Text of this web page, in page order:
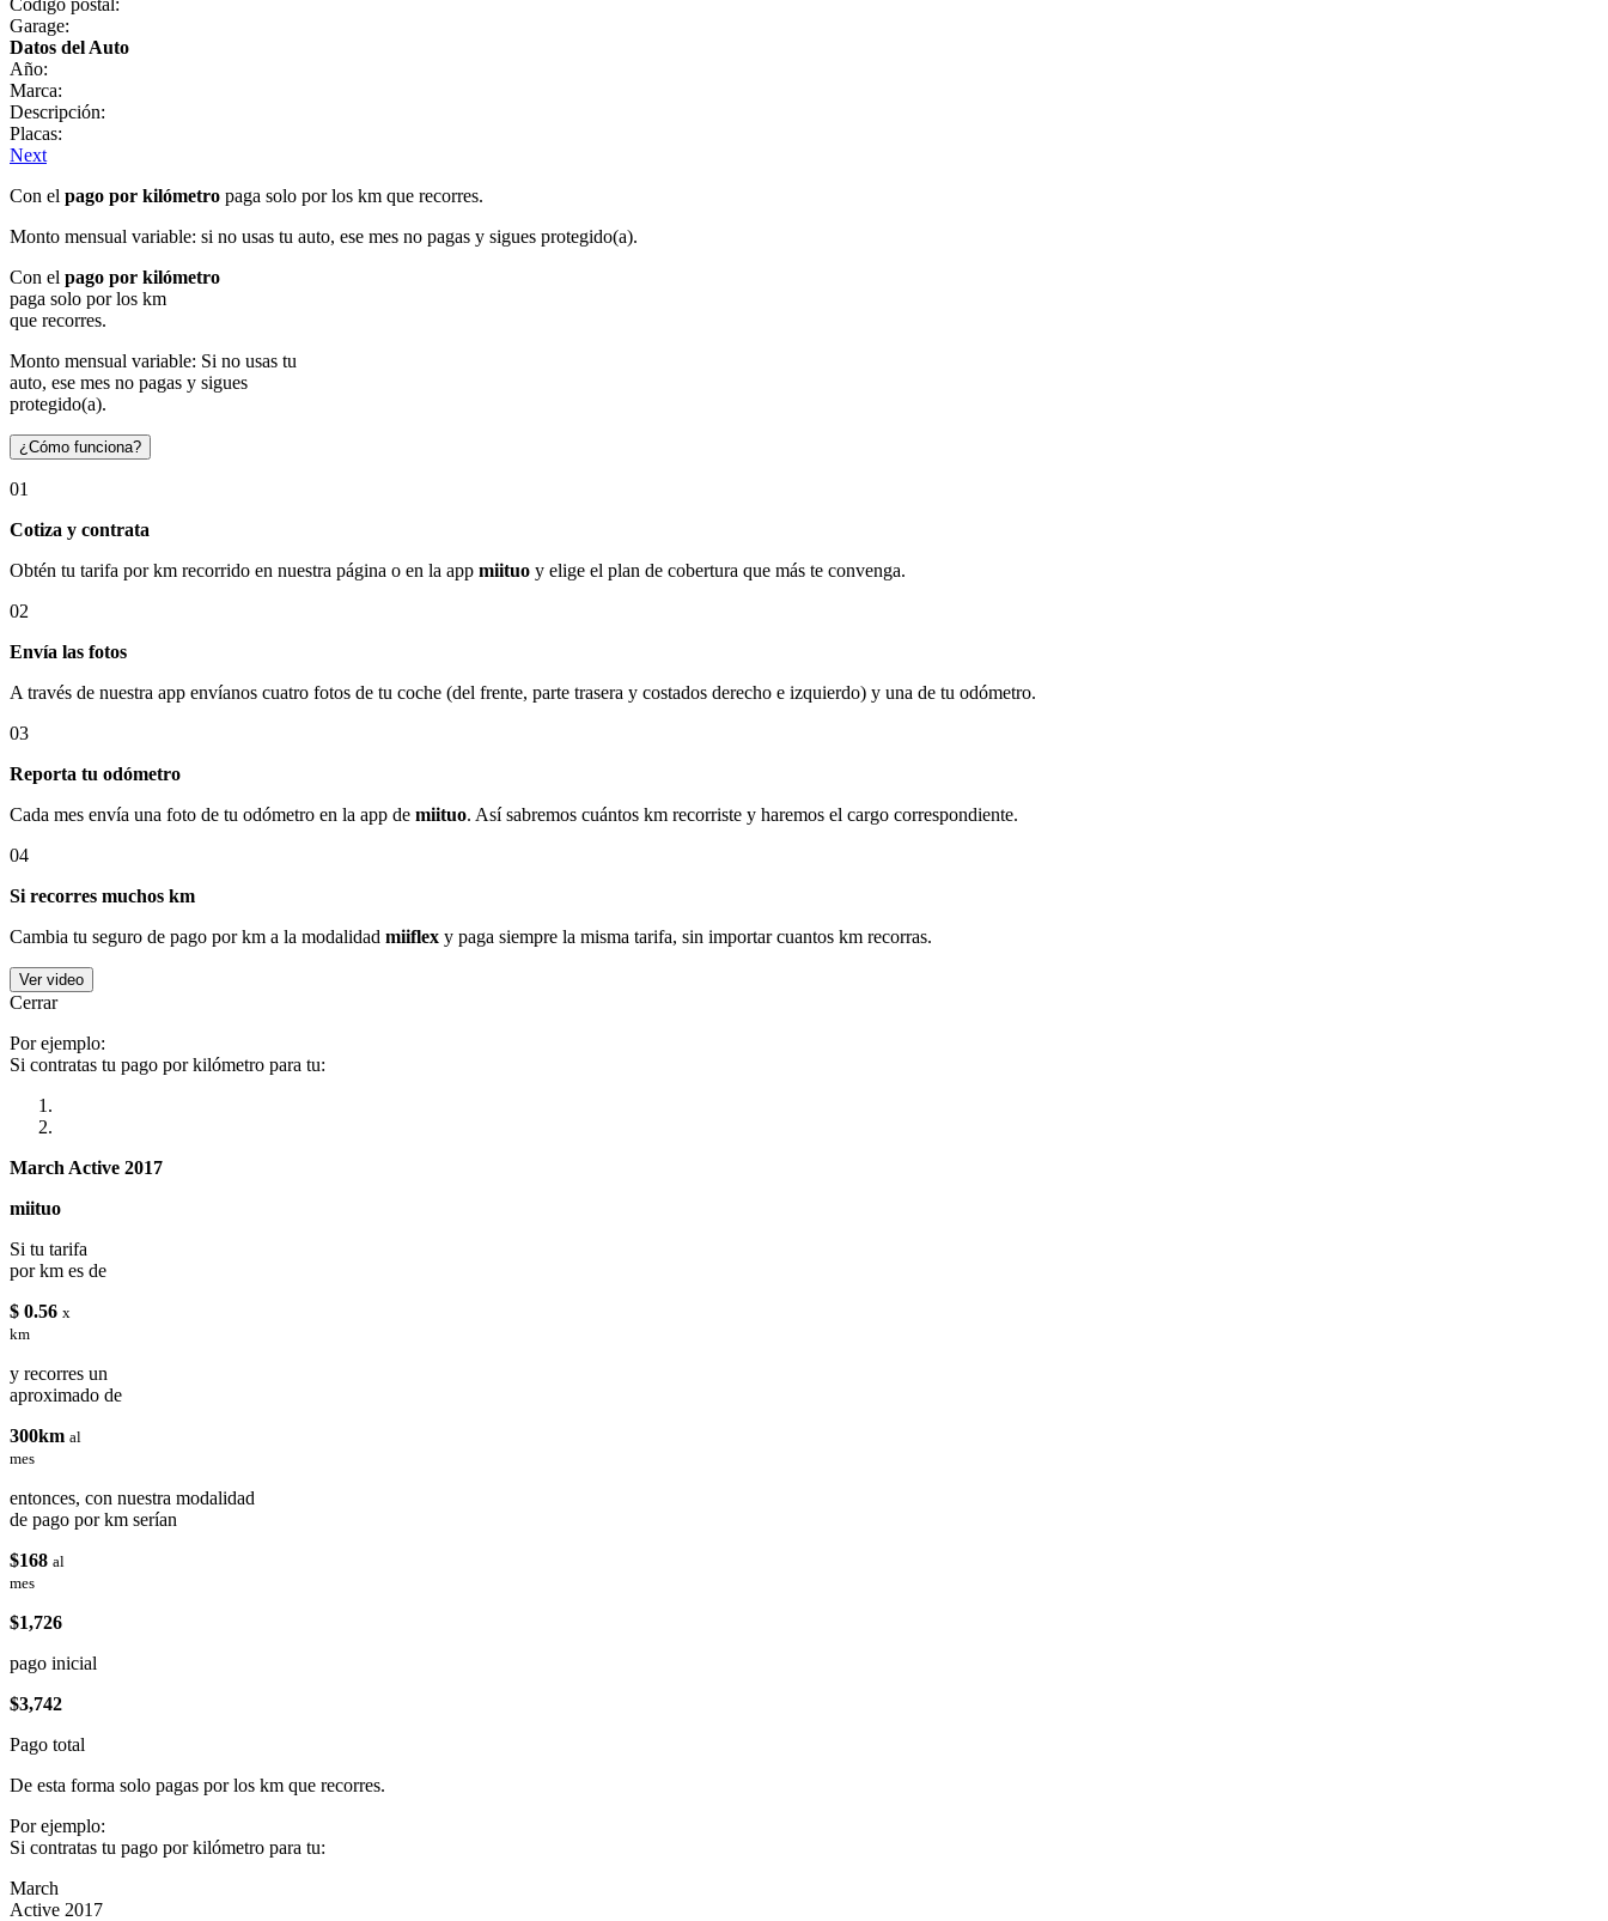
Garage:
Datos del Auto
Año:
Marca:
Descripción:
Placas:
Next
Con el pago por kilómetro paga solo por los km que recorres.
Monto mensual variable: si no usas tu auto, ese mes no pagas y sigues protegido(a).
Con el pago por kilómetro
paga solo por los km
que recorres.
Monto mensual variable: Si no usas tu
auto, ese mes no pagas y sigues
protegido(a).
¿Cómo funciona?
01
Cotiza y contrata
Obtén tu tarifa por km recorrido en nuestra página o en la app miituo y elige el plan de cobertura que más te convenga.
02
Envía las fotos
A través de nuestra app envíanos cuatro fotos de tu coche (del frente, parte trasera y costados derecho e izquierdo) y una de tu odómetro.
03
Reporta tu odómetro
Cada mes envía una foto de tu odómetro en la app de miituo. Así sabremos cuántos km recorriste y haremos el cargo correspondiente.
04
Si recorres muchos km
Cambia tu seguro de pago por km a la modalidad miiflex y paga siempre la misma tarifa, sin importar cuantos km recorras.
Ver video
Cerrar
Por ejemplo:
Si contratas tu pago por kilómetro para tu:
March Active 2017
miituo
Si tu tarifa
por km es de
$ 0.56 x
km
y recorres un
aproximado de
300km al
mes
entonces, con nuestra modalidad
de pago por km serían
$168 al
mes
$1,726
pago inicial
$3,742
Pago total
De esta forma solo pagas por los km que recorres.
Por ejemplo:
Si contratas tu pago por kilómetro para tu:
March
Active 2017